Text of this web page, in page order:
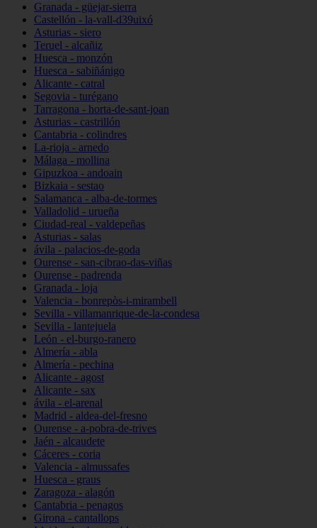
Granada - güejar-sierra
Castellón - la-vall-d39uixó
Asturias - siero
Teruel - alcañiz
Huesca - monzón
Huesca - sabiñánigo
Alicante - catral
Segovia - turégano
Tarragona - horta-de-sant-joan
Asturias - castrillón
Cantabria - colindres
La-rioja - arnedo
Málaga - mollina
Gipuzkoa - andoain
Bizkaia - sestao
Salamanca - alba-de-tormes
Valladolid - urueña
Ciudad-real - valdepeñas
Asturias - salas
ávila - palacios-de-goda
Ourense - san-cibrao-das-viñas
Ourense - padrenda
Granada - loja
Valencia - bonrepòs-i-mirambell
Sevilla - villamanrique-de-la-condesa
Sevilla - lantejuela
León - el-burgo-ranero
Almería - abla
Almería - pechina
Alicante - agost
Alicante - sax
ávila - el-arenal
Madrid - aldea-del-fresno
Ourense - a-pobra-de-trives
Jaén - alcaudete
Cáceres - coria
Valencia - almussafes
Huesca - graus
Zaragoza - alagón
Cantabria - penagos
Girona - cantallops